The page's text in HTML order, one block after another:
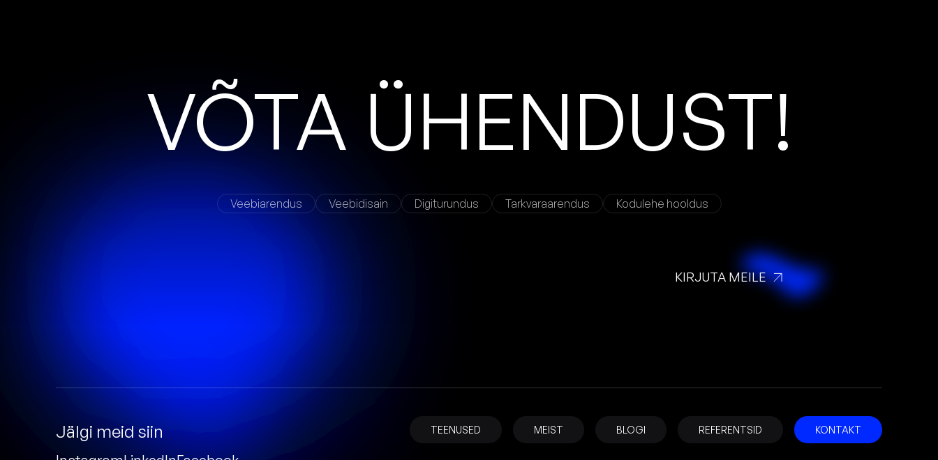
VÕTA ÜHENDUST!
Veebiarendus Veebidisain Digiturundus Tarkvaraarendus Kodulehe hooldus
KIRJUTA MEILE
Jälgi meid siin TEENUSED MEIST BLOGI REFERENTSID KONTAKT